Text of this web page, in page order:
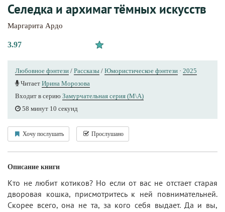
Селедка и архимаг тёмных искусств
Маргарита Ардо
3.97
Любовное фэнтези / Рассказы / Юмористическое фэнтези · 2025
Читает Ирина Морозова
Входит в серию Замурчательная серия (М\А)
58 минут 10 секунд
Хочу послушать Прослушано
Описание книги
Кто не любит котиков? Но если от вас не отстает старая
дворовая кошка, присмотритесь к ней повнимательней.
Скорее всего, она не та, за кого себя выдает. Да и вы,